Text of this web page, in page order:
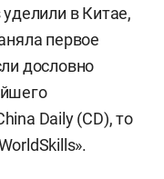
в Китае,
первое
дословно
Daily (CD), то